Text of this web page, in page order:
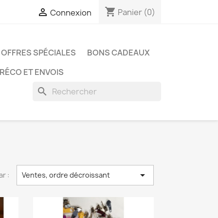
 Connexion shopping_cart Panier (0)
OFFRES SPÉCIALES
BONS CADEAUX
ET ENVOIS
search
: Ventes, ordre décroissant 